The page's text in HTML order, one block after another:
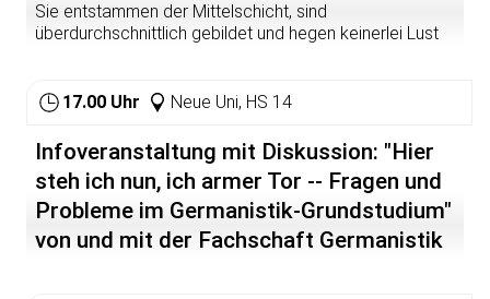
Sie entstammen der Mittelschicht, sind
überdurchschnittlich gebildet und hegen keinerlei Lust
zum Mauna Loa, in den westafrikanischen Dschungel
17.00 Uhr Neue Uni, HS 14
Infoveranstaltung mit Diskussion: "Hier
steh ich nun, ich armer Tor -- Fragen und
Probleme im Germanistik-Grundstudium"
von und mit der Fachschaft Germanistik